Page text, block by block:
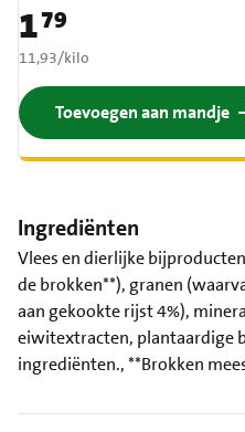
Prijs: € 1,79
179
€ 11,93 per kilo
11,93/kilo
Toevoegen aan mandje
Ingrediënten
Vlees en dierlijke
de brokken**), granen
aan gekookte rijst 4%),
eiwitextracten, plantaardige
ingrediënten., **Brokken